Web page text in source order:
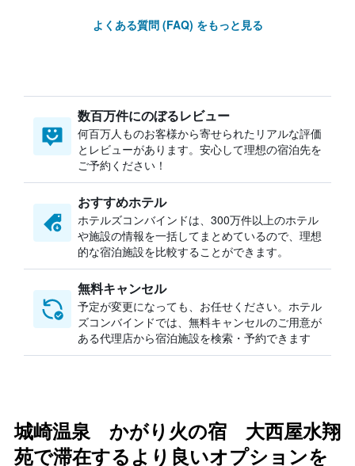
よくある質問 (FAQ) をもっと見る
数百万件にのぼるレビュー
何百万人ものお客様から寄せられたリアルな評価
とレビューがあります。安心して理想の宿泊先を
ご予約ください！
おすすめホテル
ホテルズコンバインドは、300万件以上のホテル
や施設の情報を一括してまとめているので、理想
的な宿泊施設を比較することができます。
無料キャンセル
予定が変更になっても、お任せください。ホテル
ズコンバインドでは、無料キャンセルのご用意が
ある代理店から宿泊施設を検索・予約できます
城崎温泉 かがり火の宿 大西屋水翔
苑で滞在するより良いオプションを